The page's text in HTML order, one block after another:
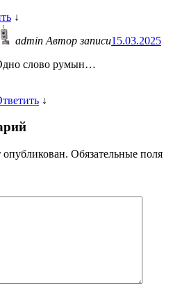
↓
admin Автор записи15.03.2025
слово румын…
↓
опубликован. Обязательные поля